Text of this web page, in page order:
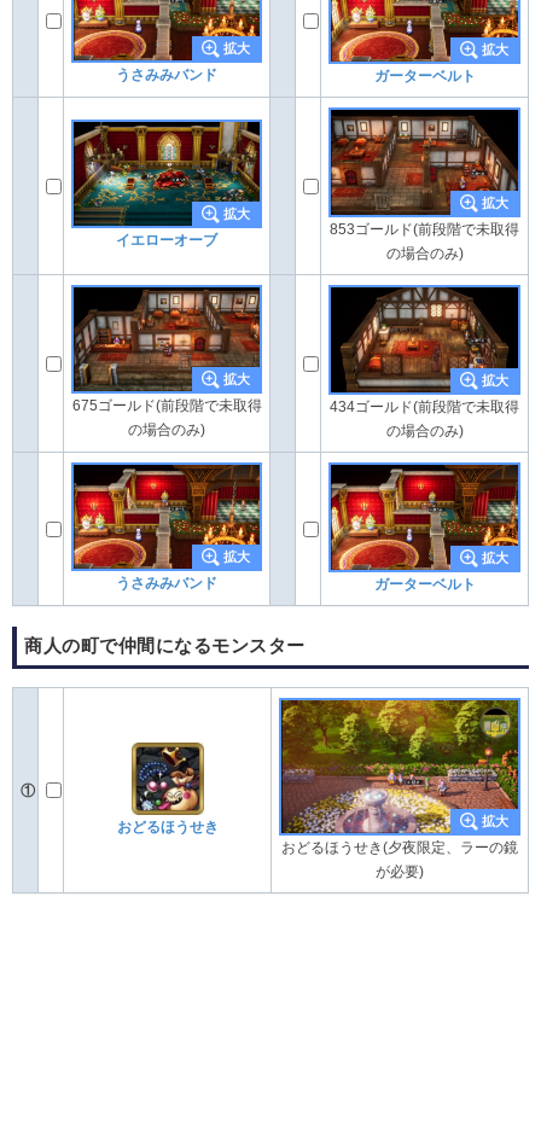
うさみみバンド ガーターベルト
イエローオーブ
853ゴールド(前段階で未取得
の場合のみ)
675ゴールド(前段階で未取得
の場合のみ)
434ゴールド(前段階で未取得
の場合のみ)
うさみみバンド ガーターベルト
商人の町で仲間になるモンスター
①
おどるほうせき
おどるほうせき(夕夜限定、ラーの鏡
が必要)